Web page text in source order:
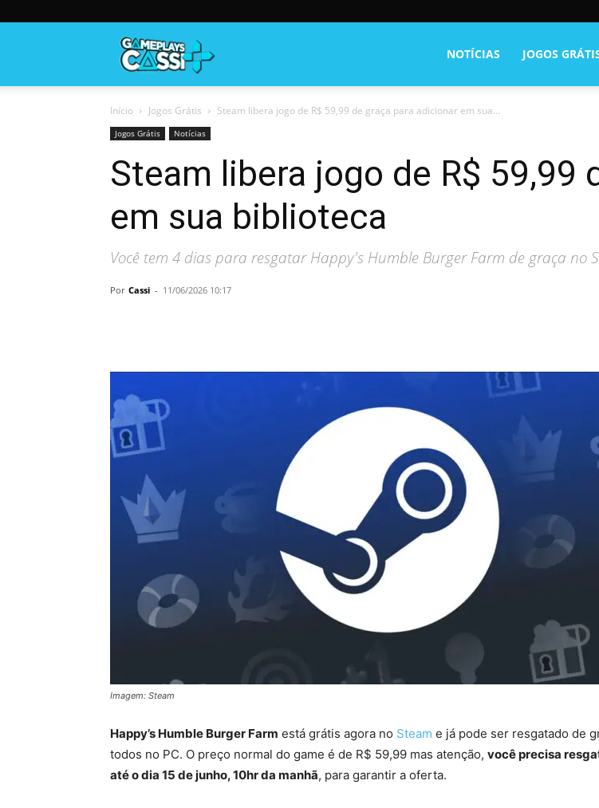
NOTÍCIAS JOGOS
Início Jogos Grátis Steam libera jogo de R$ 59,99 de graça para adicionar em sua...
Jogos Grátis Notícias
Steam libera jogo de R$ 59,99
em sua biblioteca
Você tem 4 dias para resgatar Happy's Humble Burger Farm de graça no
Por Cassi - 11/06/2026 10:17
Imagem: Steam
Happy’s Humble Burger Farm está grátis agora no Steam e já pode ser resgatado de
todos no PC. O preço normal do game é de R$ 59,99 mas atenção, você precisa
até o dia 15 de junho, 10hr da manhã, para garantir a oferta.